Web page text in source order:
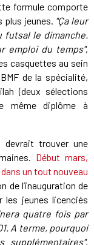
formule comporte
plus jeunes. "Ça leur
futsal le dimanche.
emploi du temps",
casquettes au sein
de la spécialité,
(deux sélections
même diplôme à
devrait trouver une
Début mars,
un tout nouveau
de l’inauguration de
les jeunes licenciés
quatre fois par
A terme, pourquoi
,